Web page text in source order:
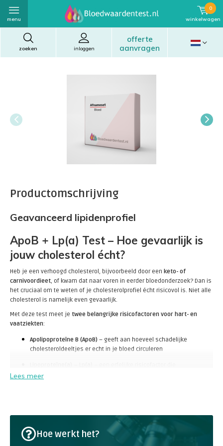
zoeken
offerte
aanvragen
inloggen
menu winkelwagen
0
Productomschrijving
Geavanceerd lipidenprofiel
ApoB + Lp(a) Test – Hoe gevaarlijk is
jouw cholesterol écht?
Heb je een verhoogd cholesterol, bijvoorbeeld door een keto- of
carnivoordieet, of kwam dat naar voren in eerder bloedonderzoek? Dan is
het cruciaal om te weten of je cholesterolprofiel écht risicovol is. Niet alle
cholesterol is namelijk even gevaarlijk.
Met deze test meet je twee belangrijke risicofactoren voor hart- en
vaatziekten:
Apolipoproteïne B (ApoB) – geeft aan hoeveel schadelijke
cholesteroldeeltjes er echt in je bloed circuleren
onafhankelijk is van je leefstijl
Lees meer
Hoe werkt het?